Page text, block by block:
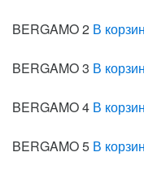
BERGAMO 2 В
BERGAMO 3 В
BERGAMO 4 В
BERGAMO 5 В